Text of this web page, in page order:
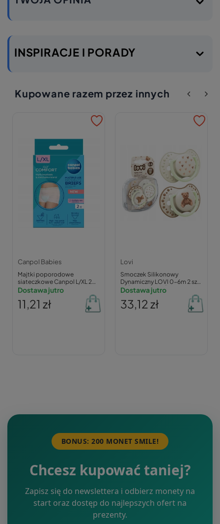
INSPIRACJE I PORADY
Kupowane razem przez innych
Canpol Babies
Majtki poporodowe
siateczkowe Canpol L/XL 2
szt.
Dostawa jutro
11,21 zł
Lovi
Smoczek Silikonowy
Dynamiczny LOVI 0-6m 2 szt.
MIŚ Teddy Love Świecący
Dostawa jutro
33,12 zł
BONUS: 200 MONET SMILE!
Chcesz kupować taniej?
Zapisz się do newslettera i odbierz monety na
start oraz dostęp do najlepszych ofert na
prezenty.